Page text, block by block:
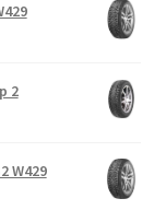
2
W429